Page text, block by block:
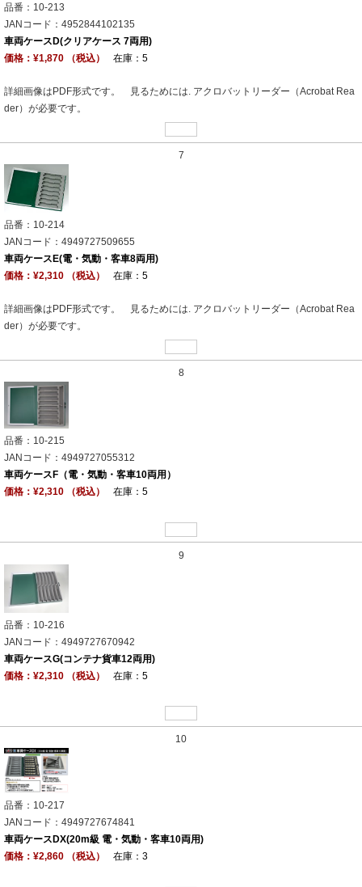
品番：10-213
JANコード：4952844102135
車両ケースD(クリアケース 7両用)
価格：¥1,870 （税込）
在庫：5
詳細画像はPDF形式です。 見るためには. アクロバットリーダー（Acrobat Rea
der）が必要です。
7
品番：10-214
JANコード：4949727509655
車両ケースE(電・気動・客車8両用)
価格：¥2,310 （税込）
在庫：5
詳細画像はPDF形式です。 見るためには. アクロバットリーダー（Acrobat Rea
der）が必要です。
8
品番：10-215
JANコード：4949727055312
車両ケースF（電・気動・客車10両用）
価格：¥2,310 （税込）
在庫：5
9
品番：10-216
JANコード：4949727670942
車両ケースG(コンテナ貨車12両用)
価格：¥2,310 （税込）
在庫：5
10
品番：10-217
JANコード：4949727674841
車両ケースDX(20m級 電・気動・客車10両用)
価格：¥2,860 （税込）
在庫：3